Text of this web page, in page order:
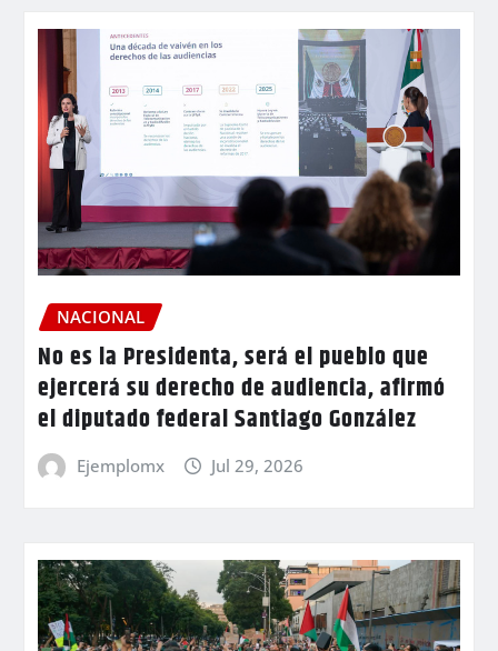
NACIONAL
No es la Presidenta, será el pueblo que
ejercerá su derecho de audiencia, afirmó
el diputado federal Santiago González
Ejemplomx Jul 29, 2026